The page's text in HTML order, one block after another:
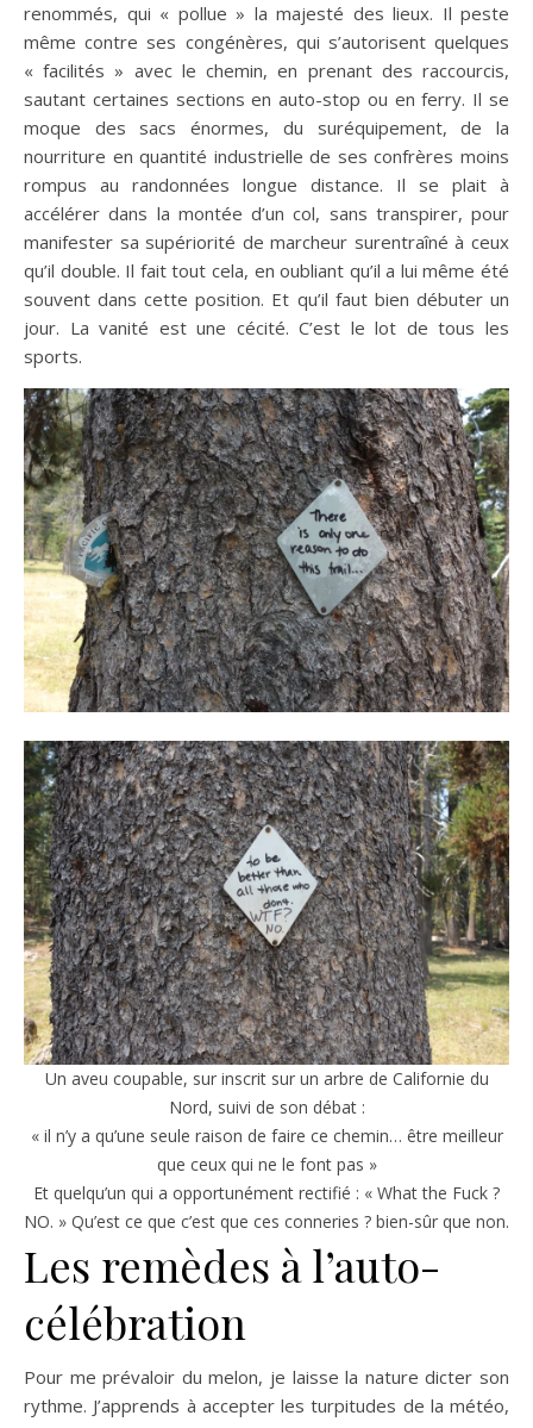
renommés, qui « pollue » la majesté des lieux. Il peste
même contre ses congénères, qui s’autorisent quelques
« facilités » avec le chemin, en prenant des raccourcis,
sautant certaines sections en auto-stop ou en ferry. Il se
moque des sacs énormes, du suréquipement, de la
nourriture en quantité industrielle de ses confrères moins
rompus au randonnées longue distance. Il se plait à
accélérer dans la montée d’un col, sans transpirer, pour
manifester sa supériorité de marcheur surentraîné à ceux
qu’il double. Il fait tout cela, en oubliant qu’il a lui même été
souvent dans cette position. Et qu’il faut bien débuter un
jour. La vanité est une cécité. C’est le lot de tous les
sports.
Un aveu coupable, sur inscrit sur un arbre de Californie du
Nord, suivi de son débat :
« il n’y a qu’une seule raison de faire ce chemin… être meilleur
que ceux qui ne le font pas »
Et quelqu’un qui a opportunément rectifié : « What the Fuck ?
NO. » Qu’est ce que c’est que ces conneries ? bien-sûr que non.
Les remèdes à l’auto-
célébration
Pour me prévaloir du melon, je laisse la nature dicter son
rythme. J’apprends à accepter les turpitudes de la météo,